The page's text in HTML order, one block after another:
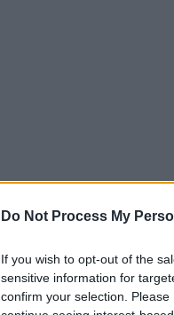
Do Not Process My
If you wish to opt-out of the
sensitive information for
confirm your selection.